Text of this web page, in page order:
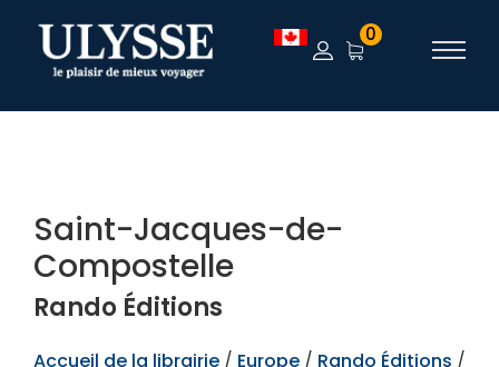
TEST 0
Saint-Jacques-de-
Compostelle
Rando Éditions
Accueil de la librairie / Europe / Rando Éditions /